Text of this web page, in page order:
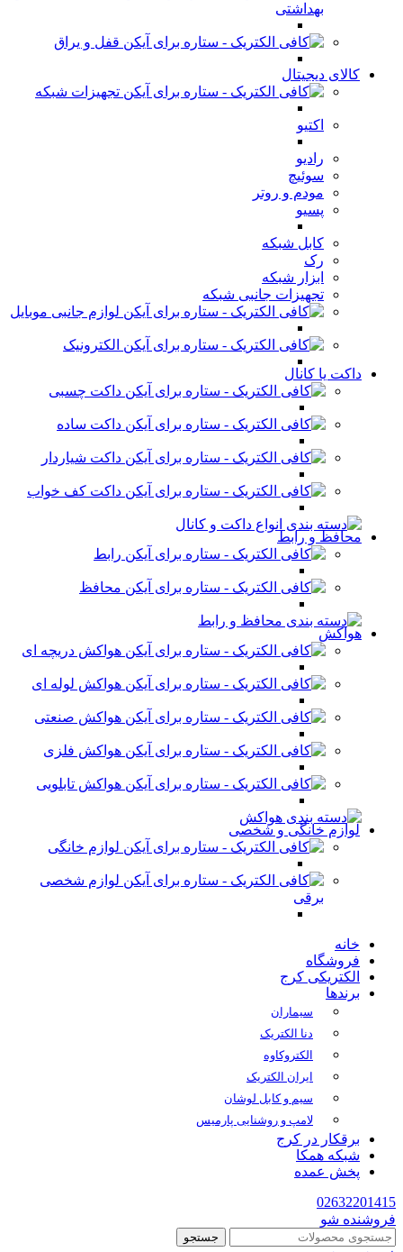
بهداشتی
قفل و یراق
کالای دیجیتال
تجهیزات شبکه
اکتیو
رادیو
سوئیچ
مودم و روتر
پسیو
کابل شبکه
رک
ابزار شبکه
تجهیزات جانبی شبکه
لوازم جانبی موبایل
الکترونیک
داکت یا کانال
داکت چسبی
داکت ساده
داکت شیاردار
داکت کف خواب
محافظ و رابط
رابط
محافظ
هواکش
هواکش دریچه ای
هواکش لوله ای
هواکش صنعتی
هواکش فلزی
هواکش تابلویی
لوازم خانگی و شخصی
لوازم خانگی
لوازم شخصی
برقی
خانه
فروشگاه
الکتریکی کرج
برندها
سیماران
دنا الکتریک
الکتروکاوه
ایران الکتریک
سیم و کابل لوشان
لامپ و روشنایی پارمیس
برقکار در کرج
شبکه همکا
پخش عمده
02632201415
فروشنده شو
جستجو